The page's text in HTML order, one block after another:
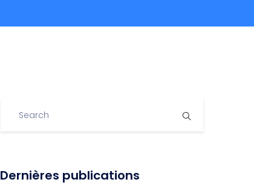
Dernières publications